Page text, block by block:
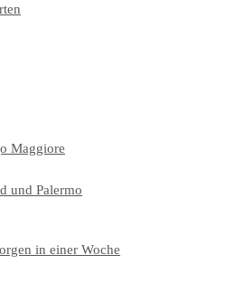
Maggiore
und Palermo
in einer Woche